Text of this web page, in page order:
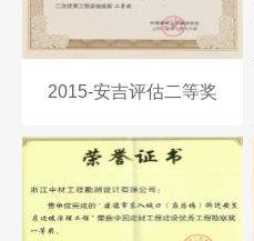
2015-安吉评估二等奖